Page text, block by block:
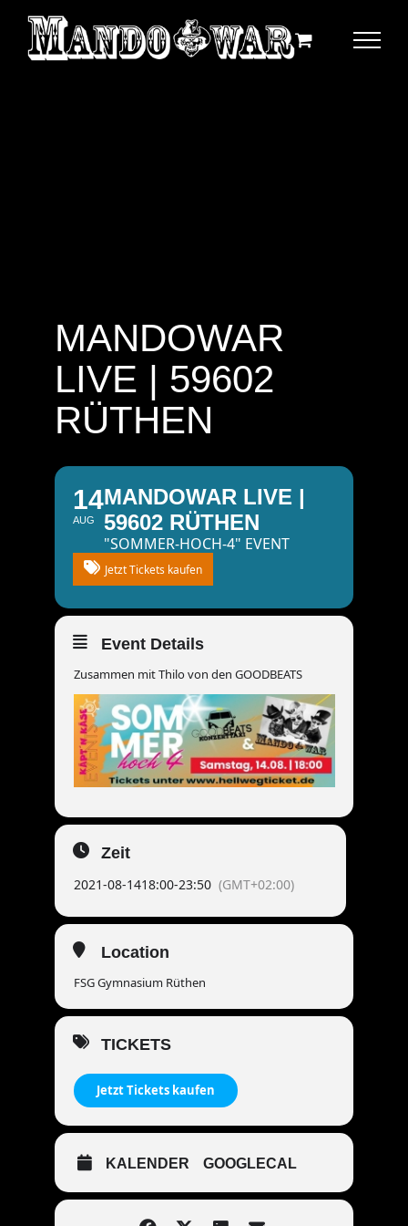
Inhalt
springen
MANDOWAR
LIVE | 59602
RÜTHEN
14
AUG
MANDOWAR LIVE |
59602 RÜTHEN
"SOMMER-HOCH-4" EVENT
Jetzt Tickets kaufen
Event Details
Zusammen mit Thilo von den GOODBEATS
Zeit
2021-08-1418:00-23:50 (GMT+02:00)
Location
FSG Gymnasium Rüthen
TICKETS
Jetzt Tickets kaufen
KALENDER GOOGLECAL